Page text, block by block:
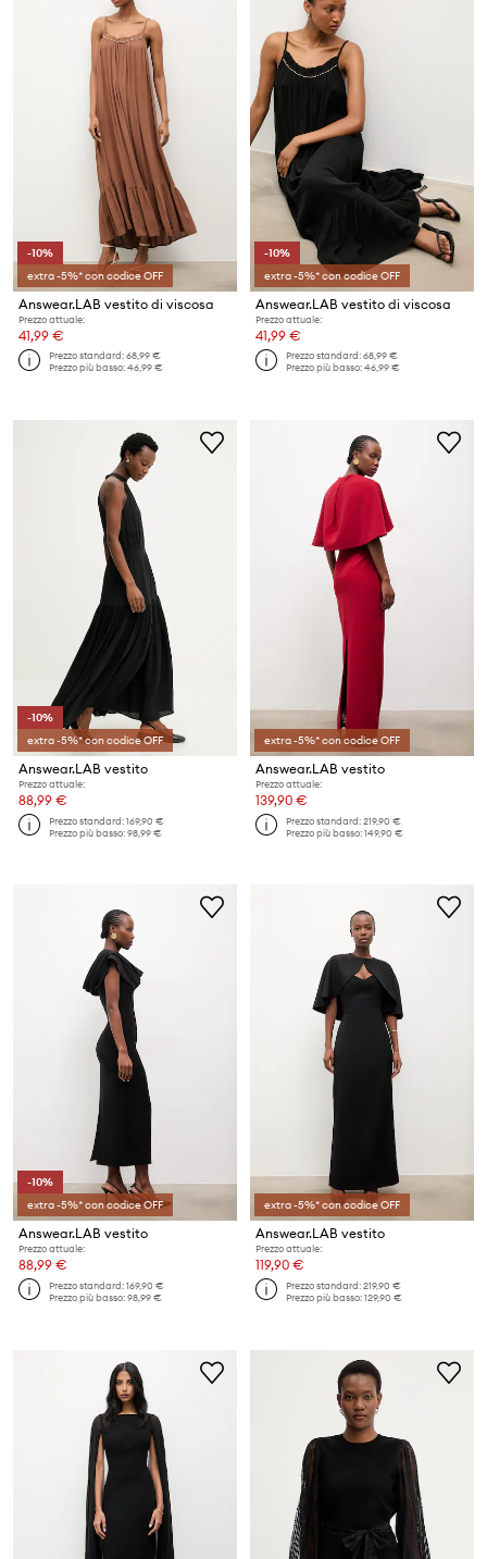
-10%
extra -5%* con codice OFF
Answear.LAB vestito di viscosa
Prezzo attuale:
41,99 €
Prezzo standard:68,99 €
Prezzo più basso:46,99 €
-10%
extra -5%* con codice OFF
Answear.LAB vestito di viscosa
Prezzo attuale:
41,99 €
Prezzo standard:68,99 €
Prezzo più basso:46,99 €
-10%
extra -5%* con codice OFF
Answear.LAB vestito
Prezzo attuale:
88,99 €
Prezzo standard:169,90 €
Prezzo più basso:98,99 €
extra -5%* con codice OFF
Answear.LAB vestito
Prezzo attuale:
139,90 €
Prezzo standard:219,90 €
Prezzo più basso:149,90 €
-10%
extra -5%* con codice OFF
Answear.LAB vestito
Prezzo attuale:
88,99 €
Prezzo standard:169,90 €
Prezzo più basso:98,99 €
extra -5%* con codice OFF
Answear.LAB vestito
Prezzo attuale:
119,90 €
Prezzo standard:219,90 €
Prezzo più basso:129,90 €